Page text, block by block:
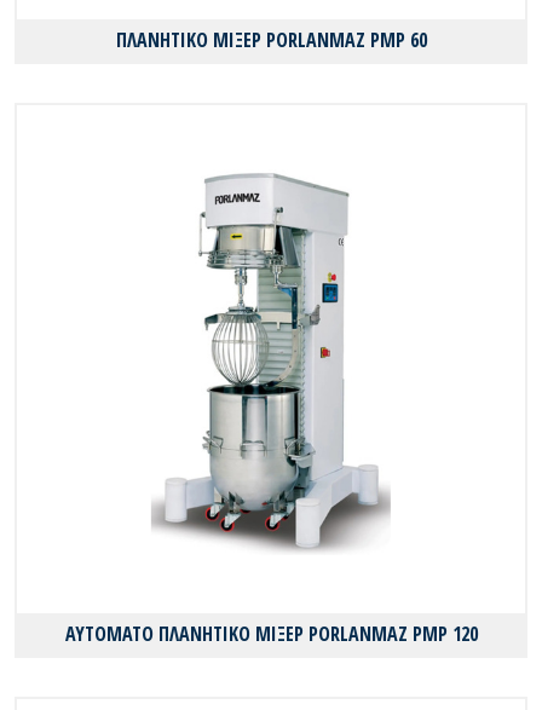
ΠΛΑΝΗΤΙΚΟ ΜΙΞΕΡ PORLANMAZ PMP 60
ΑΥΤΟΜΑΤΟ ΠΛΑΝΗΤΙΚΟ ΜΙΞΕΡ PORLANMAZ PMP 120